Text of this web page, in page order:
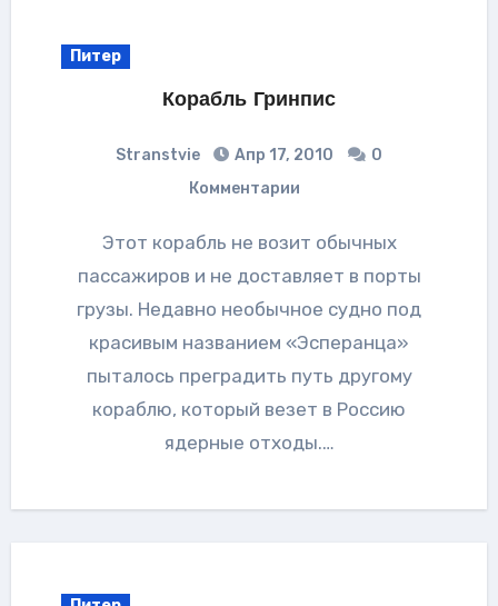
Питер
Корабль Гринпис
Stranstvie Апр 17, 2010
0
Комментарии
Этот корабль не возит обычных
пассажиров и не доставляет в порты
грузы. Недавно необычное судно под
красивым названием «Эсперанца»
пыталось преградить путь другому
кораблю, который везет в Россию
ядерные отходы.…